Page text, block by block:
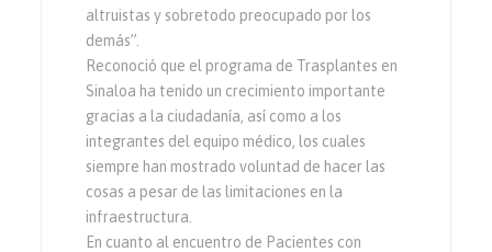
altruistas y sobretodo preocupado por los
demás”.
Reconoció que el programa de Trasplantes en
Sinaloa ha tenido un crecimiento importante
gracias a la ciudadanía, así como a los
integrantes del equipo médico, los cuales
siempre han mostrado voluntad de hacer las
cosas a pesar de las limitaciones en la
infraestructura.
En cuanto al encuentro de Pacientes con